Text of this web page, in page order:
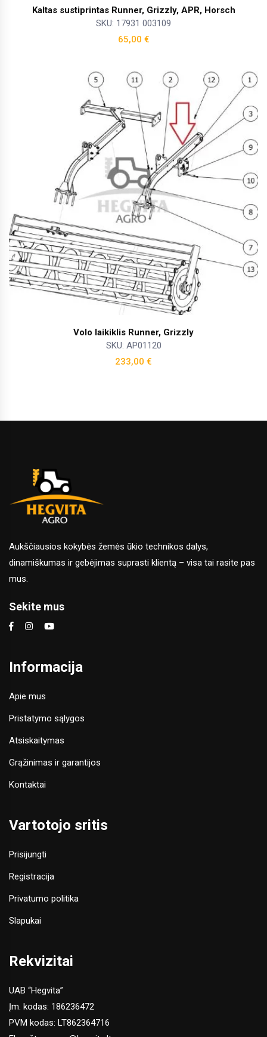
Kaltas sustiprintas Runner, Grizzly, APR, Horsch
SKU: 17931 003109
65,00 €
Volo laikiklis Runner, Grizzly
SKU: AP01120
233,00 €
Aukščiausios kokybės žemės ūkio technikos dalys,
dinamiškumas ir gebėjimas suprasti klientą – visa tai rasite pas
mus.
Sekite mus
Informacija
Apie mus
Pristatymo sąlygos
Atsiskaitymas
Grąžinimas ir garantijos
Kontaktai
Vartotojo sritis
Prisijungti
Registracija
Privatumo politika
Slapukai
Rekvizitai
UAB “Hegvita”
Įm. kodas: 186236472
PVM kodas: LT862364716